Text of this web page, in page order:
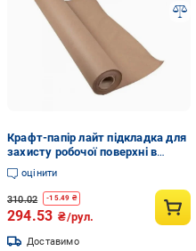
Крафт-папір лайт підкладка для
захисту робочої поверхні в
рулоні 105 см/25 м (Крафт/
Л-105/25-80-5)
оцінити
310.02 -15.49 ₴
294.53 ₴/рул.
Доставимо